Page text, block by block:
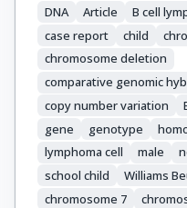
DNA Article B cell
case report
child
chromosome deletion
comparative genomic
copy number variation
gene
genotype
lymphoma cell
male
school child
Williams
chromosome 7